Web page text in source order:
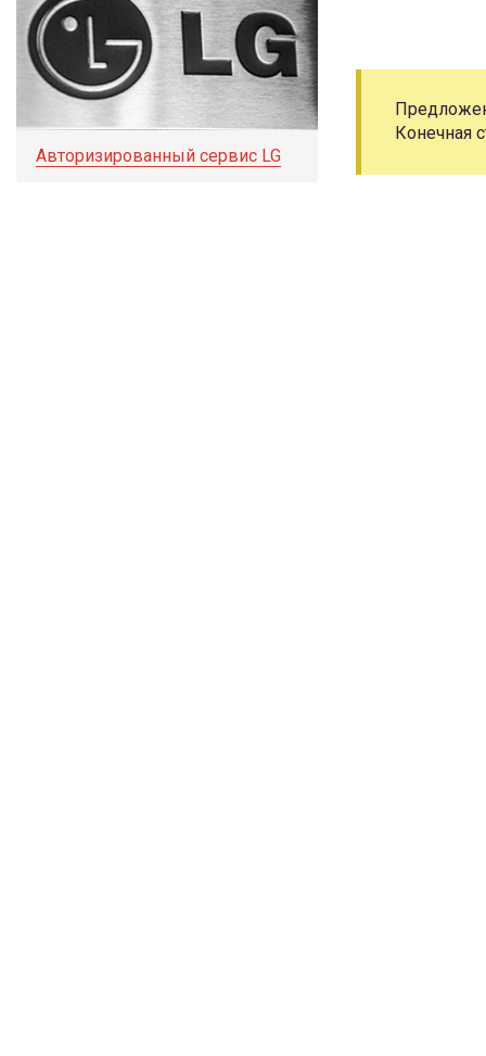
Авторизированный сервис LG
Конечная